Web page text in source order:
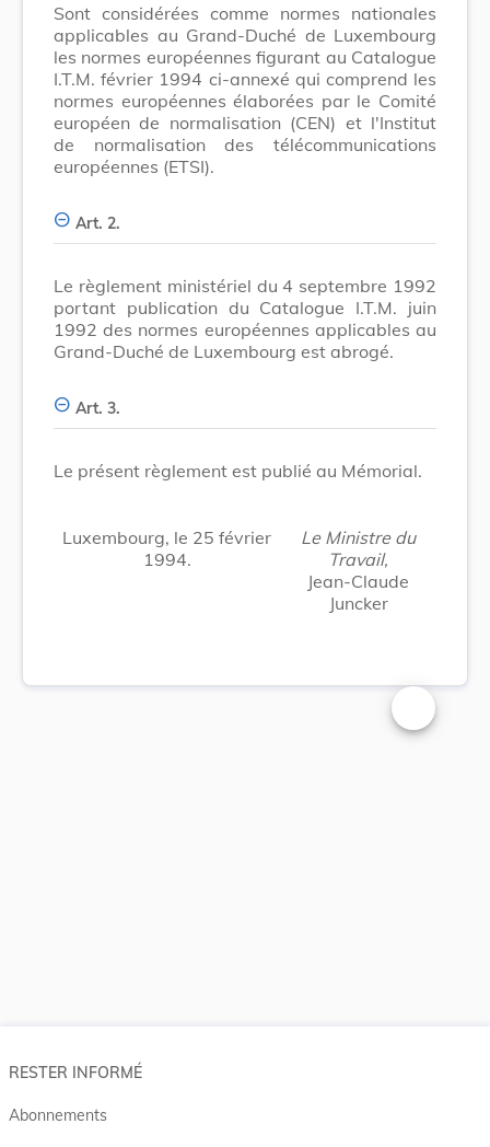
Sont considérées comme normes nationales
applicables au Grand-Duché de Luxembourg
les normes européennes figurant au Catalogue
I.T.M. février 1994 ci-annexé qui comprend les
normes européennes élaborées par le Comité
européen de normalisation (CEN) et l'Institut
de normalisation des télécommunications
européennes (ETSI).
Art. 2.
Le règlement ministériel du 4 septembre 1992
portant publication du Catalogue I.T.M. juin
1992 des normes européennes applicables au
Grand-Duché de Luxembourg est abrogé.
Art. 3.
Le présent règlement est publié au Mémorial.
Luxembourg, le 25 février
1994.
Le Ministre du
Travail,
Jean-Claude
Juncker
Changer la
RESTER INFORMÉ
Abonnements